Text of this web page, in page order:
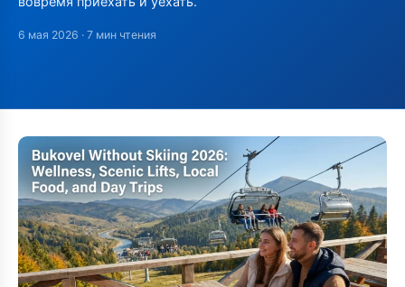
6 мая 2026 · 7 мин чтения